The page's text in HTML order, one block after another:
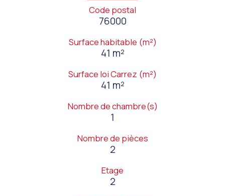
Code postal
76000
Surface habitable (m²)
41 m²
Surface loi Carrez (m²)
41 m²
Nombre de chambre(s)
1
Nombre de pièces
2
Etage
2